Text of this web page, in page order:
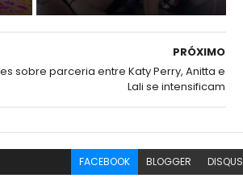
PRÓXIMO
sobre parceria entre Katy Perry, Anitta e
Lali se intensificam
FACEBOOK BLOGGER DISQUS